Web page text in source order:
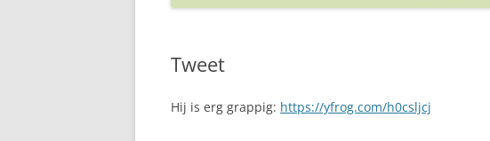
Tweet
Hij is erg grappig: https://yfrog.com/h0csljcj